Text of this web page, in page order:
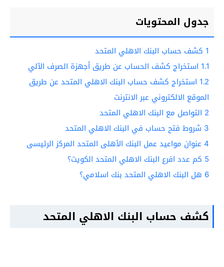
جدول المحتويات
1 كشف حساب البنك الاهلي المتحد
1.1 استخراج كشف الحساب عن طريق أجهزة الصرف الآلي
1.2 استخراج كشف حساب البنك الاهلي المتحد عن طريق
الموقع الالكتروني عبر الانترنت
2 التواصل مع البنك الاهلي المتحد
3 شروط فتح حساب في البنك الاهلي المتحد
4 عنوان مواعيد عمل البنك الأهلى المتحد المركز الرئيسى
5 كم عدد افرع البنك الاهلي المتحد الكويت؟
6 هل البنك الاهلي المتحد بنك اسلامي؟
كشف حساب البنك الاهلي المتحد